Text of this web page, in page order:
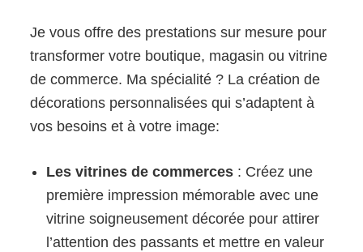
Je vous offre des prestations sur mesure pour
transformer votre boutique, magasin ou vitrine
de commerce. Ma spécialité ? La création de
décorations personnalisées qui s’adaptent à
vos besoins et à votre image:
Les vitrines de commerces : Créez une
première impression mémorable avec une
vitrine soigneusement décorée pour attirer
l’attention des passants et mettre en valeur